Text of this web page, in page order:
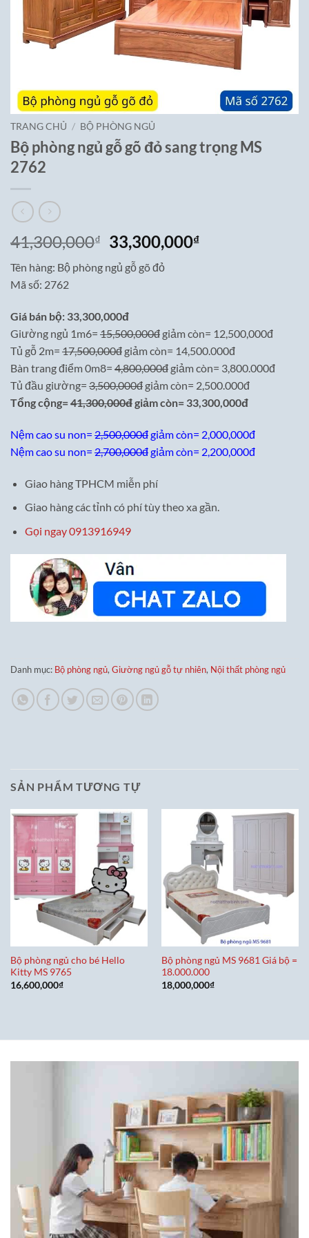
TRANG CHỦ / BỘ PHÒNG NGỦ
Bộ phòng ngủ gỗ gõ đỏ sang trọng MS
2762
41,300,000₫
Giá
gốc
là:
33,300,000₫Giá
Tên hàng: Bộ phòng ngủ gỗ gõ đỏ
Mã số: 2762
Giá bán bộ: 33,300,000đ
Giường ngủ 1m6= 15,500,000đ giảm còn= 12,500,000đ
Tủ gỗ 2m= 17,500,000đ giảm còn= 14,500.000đ
Bàn trang điểm 0m8= 4,800,000đ giảm còn= 3,800.000đ
Tủ đầu giường= 3,500,000đ giảm còn= 2,500.000đ
Tổng cộng=41,300,000đgiảm còn= 33,300,000đ
Nệm cao su non= 2,500,000đgiảm còn= 2,000,000đ
Nệm cao su non= 2,700,000đgiảm còn= 2,200,000đ
Giao hàng TPHCM miễn phí
Giao hàng các tỉnh có phí tùy theo xa gần.
Gọi ngay 0913916949
Danh mục: Bộ phòng ngủ, Giường ngủ gỗ tự nhiên, Nội thất phòng ngủ
SẢN PHẨM TƯƠNG TỰ
Bộ phòng ngủ cho bé Hello
Kitty MS 9765
16,600,000₫
Bộ phòng ngủ MS 9681 Giá bộ =
18.000.000
18,000,000₫